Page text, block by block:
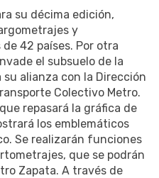
su décima edición,
y
42 países. Por otra
el subsuelo de la
alianza con la Dirección
Colectivo Metro.
repasará la gráfica de
los emblemáticos
Se realizarán funciones
que se podrán
Zapata. A través de